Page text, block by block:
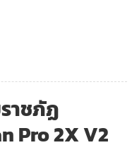
าชภัฏ
Pro 2X V2